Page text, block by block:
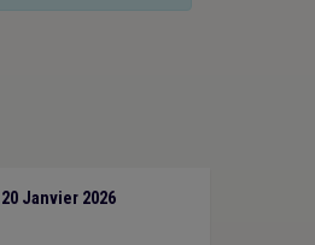
20 Janvier 2026